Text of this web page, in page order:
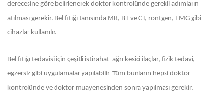
derecesine göre belirlenerek doktor kontrolünde gerekli adımların
atılması gerekir. Bel fıtığı tanısında MR, BT ve CT, röntgen, EMG gibi
cihazlar kullanılır.
Bel fıtığı tedavisi için çeşitli istirahat, ağrı kesici ilaçlar, fizik tedavi,
egzersiz gibi uygulamalar yapılabilir. Tüm bunların hepsi doktor
kontrolünde ve doktor muayenesinden sonra yapılması gerekir.